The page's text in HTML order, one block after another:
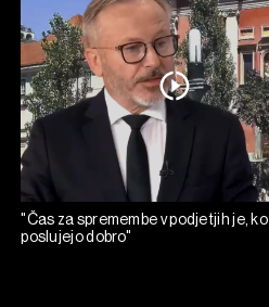
"Čas za spremembe v podjetjih je, ko
poslujejo dobro"